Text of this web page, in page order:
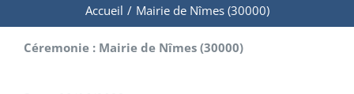
Accueil / Mairie de Nîmes (30000)
Céremonie : Mairie de Nîmes (30000)